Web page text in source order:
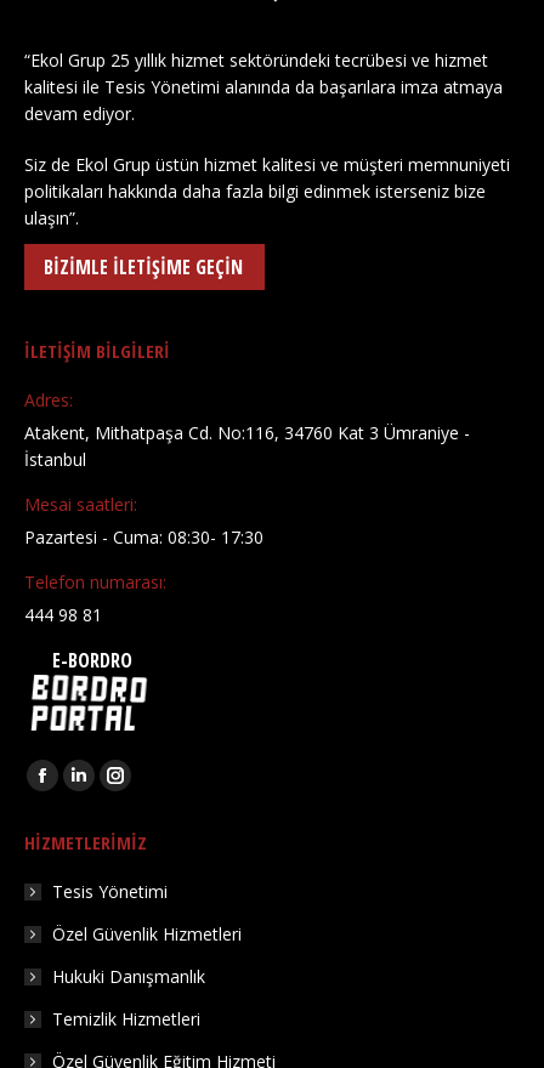
“Ekol Grup 25 yıllık hizmet sektöründeki tecrübesi ve hizmet
kalitesi ile Tesis Yönetimi alanında da başarılara imza atmaya
devam ediyor.
Siz de Ekol Grup üstün hizmet kalitesi ve müşteri memnuniyeti
politikaları hakkında daha fazla bilgi edinmek isterseniz bize
ulaşın”.
BİZİMLE İLETİŞİME GEÇİN
İLETİŞİM BİLGİLERİ
Adres:
Atakent, Mithatpaşa Cd. No:116, 34760 Kat 3 Ümraniye -
İstanbul
Mesai saatleri:
Pazartesi - Cuma: 08:30- 17:30
Telefon numarası:
444 98 81
E-BORDRO
Find us on:
Facebook
opens
in
window
Linkedin
opens
in
window
Instagram
opens
in
window
HIZMETLERIMIZ
Tesis Yönetimi
Özel Güvenlik Hizmetleri
Hukuki Danışmanlık
Temizlik Hizmetleri
Özel Güvenlik Eğitim Hizmeti